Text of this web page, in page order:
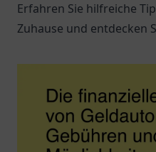
Erfahren Sie hilfreiche
Zuhause und entdecken